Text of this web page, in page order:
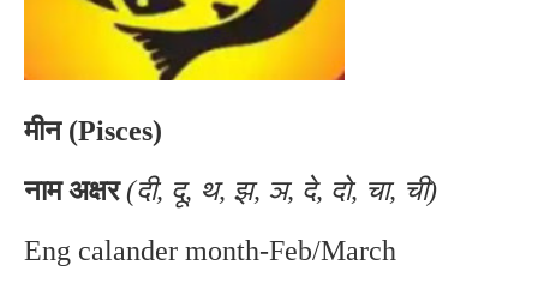
मीन (Pisces)
नाम अक्षर(दी, दू, थ, झ, ञ, दे, दो, चा, ची)
Eng calander month-Feb/March